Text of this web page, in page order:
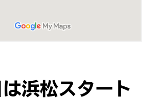
浜松スタート